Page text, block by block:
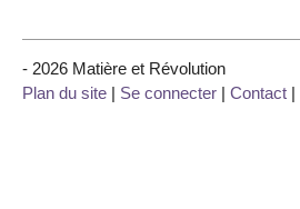
- 2026 Matière et Révolution
Plan du site | Se connecter | Contact |